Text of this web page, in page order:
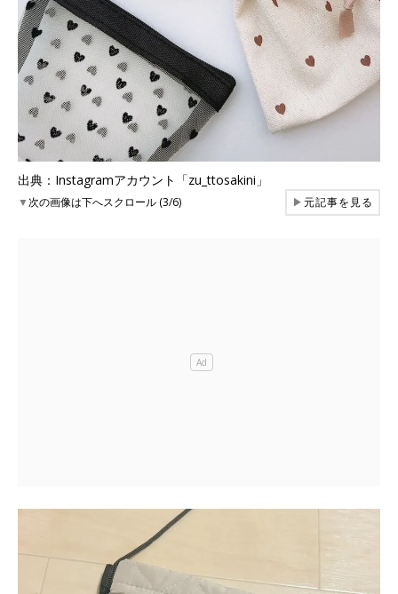
出典：Instagramアカウント「zu_ttosakini」
▼次の画像は下へスクロール (3/6) ▶元記事を見る